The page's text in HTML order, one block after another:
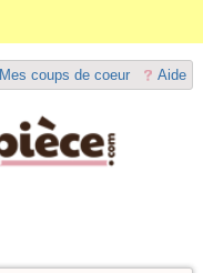
Aide
Mes coups de coeur